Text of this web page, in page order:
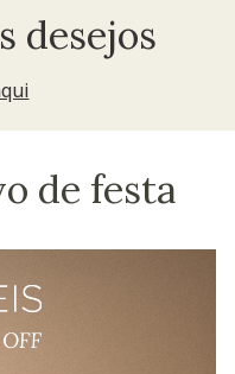
desejos
de festa